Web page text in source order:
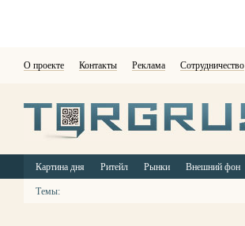
О проекте Контакты Реклама Сотрудничество
Картина дня Ритейл Рынки Внешний фон
Темы: